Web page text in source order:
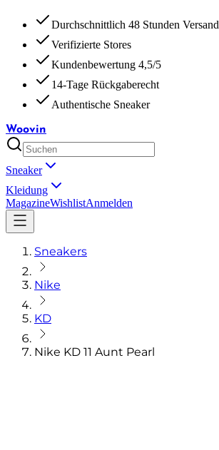
Durchschnittlich 48 Stunden Versand
Verifizierte Stores
Kundenbewertung 4,5/5
14-Tage Rückgaberecht
Authentische Sneaker
Woovin
Sneaker
Kleidung
MagazineWishlistAnmelden
Sneakers
Nike
KD
Nike KD 11 Aunt Pearl